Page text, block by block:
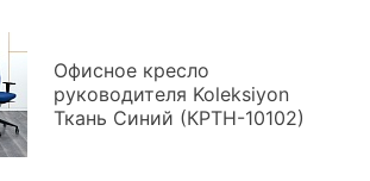
Офисное кресло
руководителя Koleksiyon
Ткань Синий (КРТН-10102)